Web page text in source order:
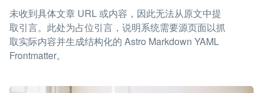
未收到具体文章 URL 或内容，因此无法从原文中提
取引言。此处为占位引言，说明系统需要源页面以抓
取实际内容并生成结构化的 Astro Markdown YAML
Frontmatter。